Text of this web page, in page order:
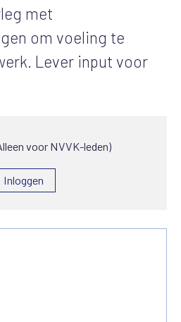
met
om voeling te
Lever input voor
voor NVVK-leden)
Inloggen